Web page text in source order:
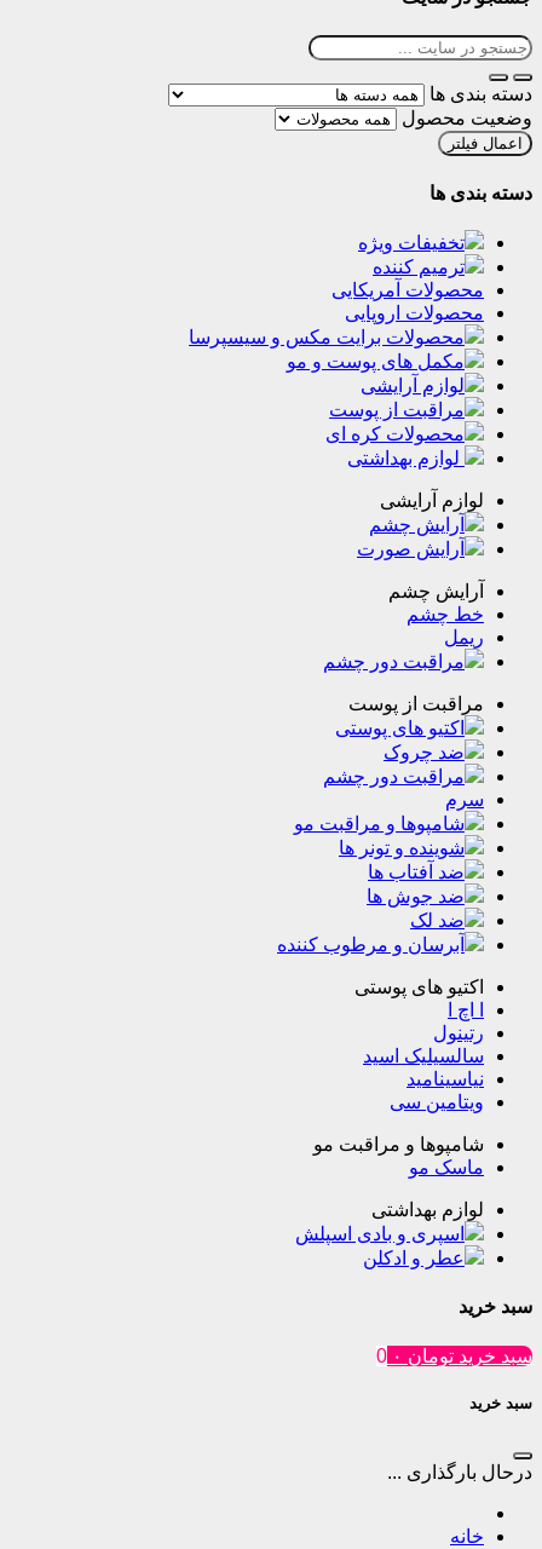
ها
ها
ویژه
کننده
آمریکایی
اروپایی
برایت مکس و سیسپرسا
های پوست‌ و مو
آرایشی
از پوست
کره ای
بهداشتی
آرایشی
چشم
صورت
چشم
چشم
دور چشم
از پوست
های پوستی
چروک
دور چشم
و مراقبت مو
و تونر ها
آفتاب ها
جوش ها
لک
و مرطوب کننده
های پوستی
اسید
سی
و مراقبت مو
مو
بهداشتی
و بادی اسپلش
و ادکلن
تومان ۰ 0
...